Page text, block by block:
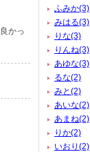
かっ
ふみか(3)
みはる(3)
りな(3)
りんね(3)
あゆな(3)
るな(2)
みと(2)
あいな(2)
あまね(2)
りか(2)
いおり(2)